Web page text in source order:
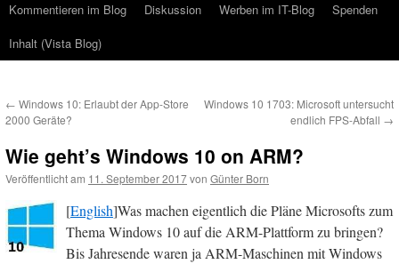
Kommentieren im Blog
Diskussion Werben im IT-Blog
Spenden
Inhalt (Vista Blog)
← Windows 10: Erlaubt der App-Store
2000 Geräte?
Windows 10 1703: Microsoft untersucht
endlich FPS-Abfall →
Wie geht’s Windows 10 on ARM?
Veröffentlicht am 11. September 2017von Günter Born
[English]Was machen eigentlich die Pläne Microsofts zum
Thema Windows 10 auf die ARM-Plattform zu bringen?
Bis Jahresende waren ja ARM-Maschinen mit Windows